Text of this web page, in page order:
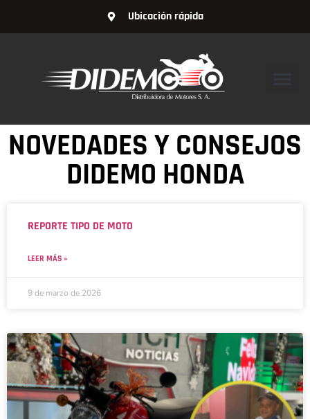
Ubicación rápida
NOVEDADES Y CONSEJOS
DIDEMO HONDA
REPORTE TIPO DE MOTO
LEER MÁS »
9 de marzo de 2026